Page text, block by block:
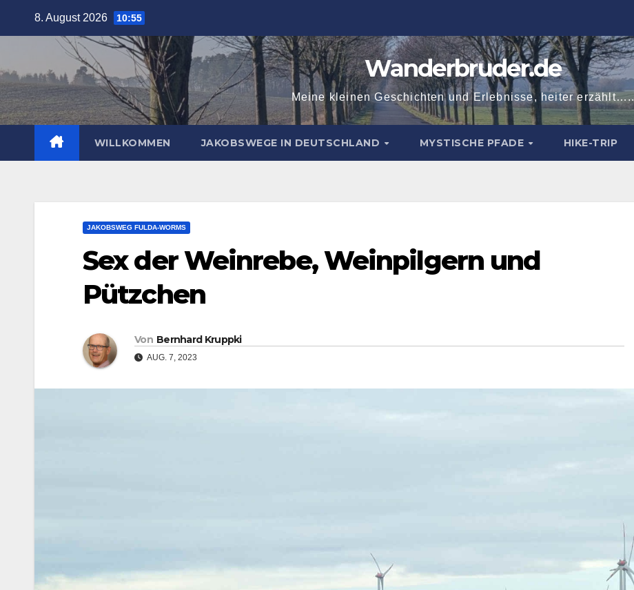
8. August 2026 10:55
Wanderbruder.de
Meine kleinen Geschichten und Erlebnisse, heiter erzählt…..
WILLKOMMEN JAKOBSWEGE IN DEUTSCHLAND MYSTISCHE PFADE HIKE-TRIP
JAKOBSWEG FULDA-WORMS
Sex der Weinrebe, Weinpilgern und
Pützchen
Von Bernhard Kruppki
AUG. 7, 2023